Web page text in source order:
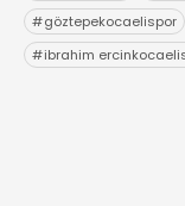
#göztepekocaelispor
#ibrahim